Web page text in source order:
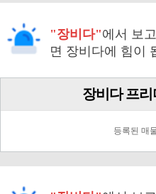
"장비다"에서 보고
면 장비다에 힘이
장비다 프
등록된 매